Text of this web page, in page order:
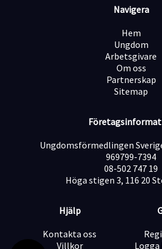
…är mycket meriterande.
Internutbildning sker på plats och
rätt inställning och vilja att
varierande arbetsdagar
arbeta i ett företag med högt
möjlighet att utvecklas inom flera
ett arbete där du gör verklig nytta
god svenska i tal och skrift
I din ansökan vill vi gärna att du
kort presentation om dig själv
löneanspråk
när du tidigast kan tillträda
Vänligen märk din ansökan med:
Navigera
Hem
Ungdom
Arbetsgivare
Om oss
Partnerskap
Sitemap
Ungdomsförmedlingen
969799-7394
08-502 747 19
Höga stigen 3, 116 20
Hjälp
Kontakta oss
Villkor